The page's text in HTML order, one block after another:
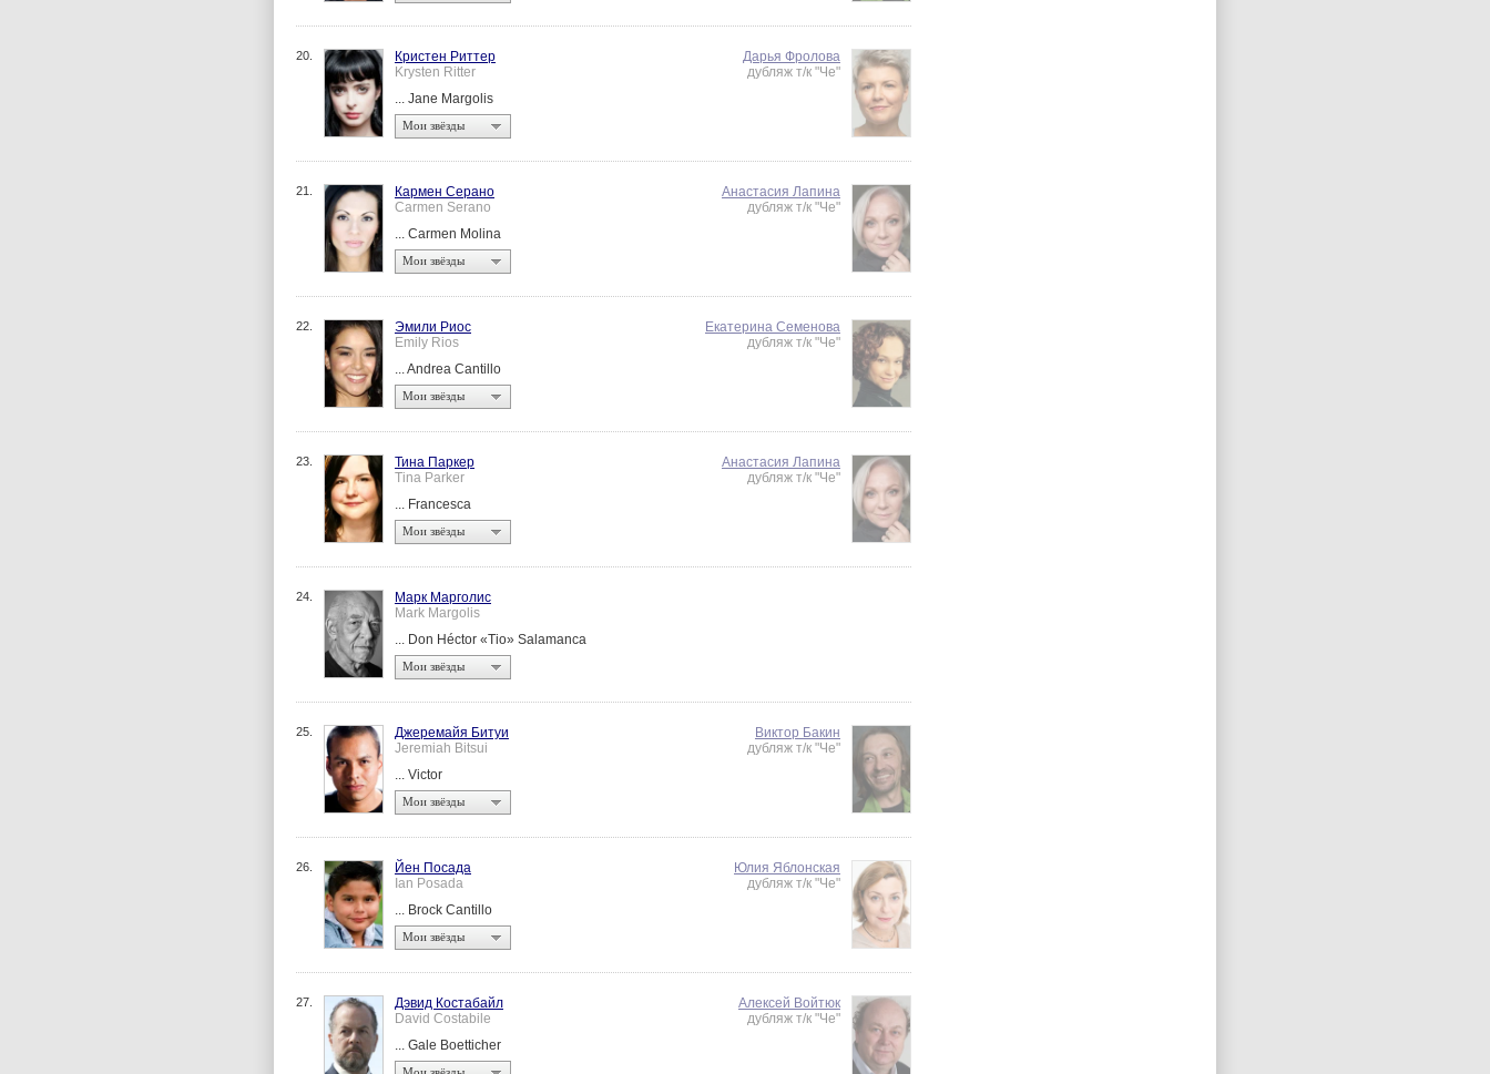
20.
Кристен Риттер
Krysten Ritter
... Jane Margolis
Мои звёзды
Дарья Фролова
дубляж т/к "Че"
21.
Кармен Серано
Carmen Serano
... Carmen Molina
Мои звёзды
Анастасия Лапина
дубляж т/к "Че"
22.
Эмили Риос
Emily Rios
... Andrea Cantillo
Мои звёзды
Екатерина Семенова
дубляж т/к "Че"
23.
Тина Паркер
Tina Parker
... Francesca
Мои звёзды
Анастасия Лапина
дубляж т/к "Че"
24.
Марк Марголис
Mark Margolis
... Don Héctor «Tio» Salamanca
Мои звёзды
25.
Джеремайя Битуи
Jeremiah Bitsui
... Victor
Мои звёзды
Виктор Бакин
дубляж т/к "Че"
26.
Йен Посада
Ian Posada
... Brock Cantillo
Мои звёзды
Юлия Яблонская
дубляж т/к "Че"
27.
Дэвид Костабайл
David Costabile
... Gale Boetticher
Алексей Войтюк
дубляж т/к "Че"